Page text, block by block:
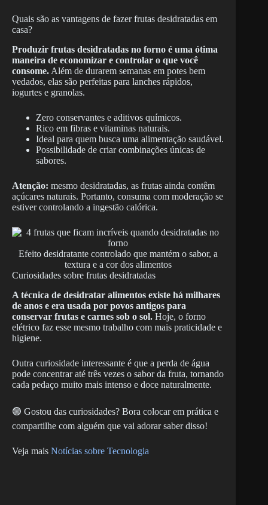
Quais são as vantagens de fazer frutas desidratadas em
casa?
Produzir frutas desidratadas no forno é uma ótima
maneira de economizar e controlar o que você
consome. Além de durarem semanas em potes bem
vedados, elas são perfeitas para lanches rápidos,
iogurtes e granolas.
Zero conservantes e aditivos químicos.
Rico em fibras e vitaminas naturais.
Ideal para quem busca uma alimentação saudável.
Possibilidade de criar combinações únicas de
sabores.
Atenção: mesmo desidratadas, as frutas ainda contêm
açúcares naturais. Portanto, consuma com moderação se
estiver controlando a ingestão calórica.
Efeito desidratante controlado que mantém o sabor, a
textura e a cor dos alimentos
Curiosidades sobre frutas desidratadas
A técnica de desidratar alimentos existe há milhares
de anos e era usada por povos antigos para
conservar frutas e carnes sob o sol. Hoje, o forno
elétrico faz esse mesmo trabalho com mais praticidade e
higiene.
Outra curiosidade interessante é que a perda de água
pode concentrar até três vezes o sabor da fruta, tornando
cada pedaço muito mais intenso e doce naturalmente.
🟢 Gostou das curiosidades? Bora colocar em prática e
compartilhe com alguém que vai adorar saber disso!
Veja mais Notícias sobre Tecnologia